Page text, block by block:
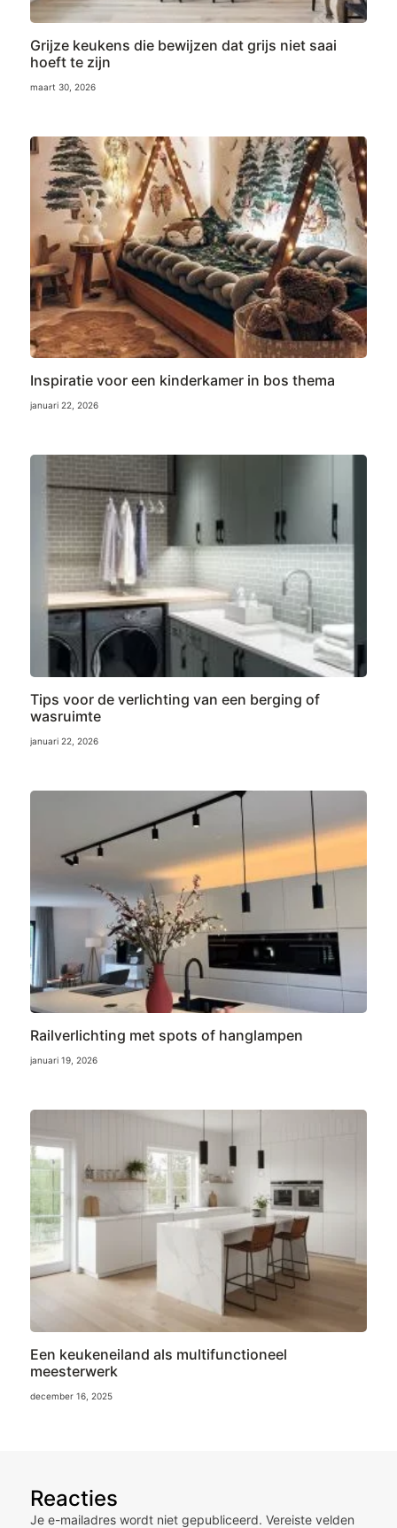
Grijze keukens die bewijzen dat grijs niet saai
hoeft te zijn
maart 30, 2026
Inspiratie voor een kinderkamer in bos thema
januari 22, 2026
Tips voor de verlichting van een berging of
wasruimte
januari 22, 2026
Railverlichting met spots of hanglampen
januari 19, 2026
Een keukeneiland als multifunctioneel
meesterwerk
december 16, 2025
Reacties
Je e-mailadres wordt niet gepubliceerd. Vereiste velden